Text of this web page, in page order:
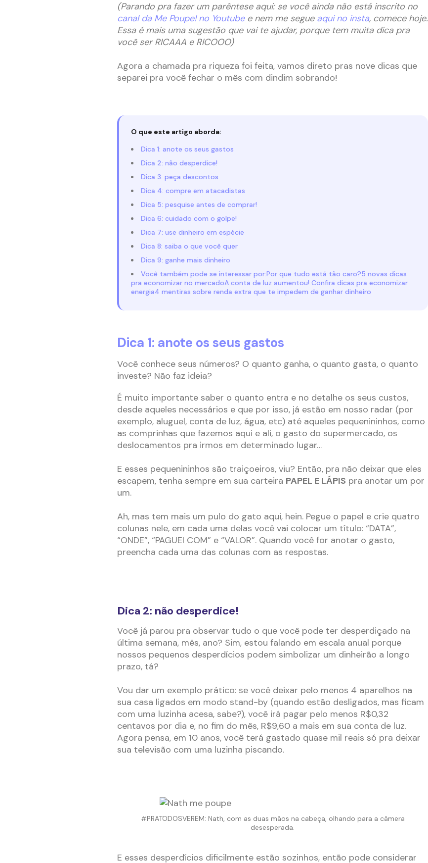
(Parando pra fazer um parêntese aqui: se você ainda não está inscrito no
canal da Me Poupe! no Youtubee nem me segueaqui no insta, comece hoje.
Essa é mais uma sugestão que vai te ajudar, porque tem muita dica pra
você ser RICAAA e RICOOO)
Agora a chamada pra riqueza foi feita, vamos direto pras nove dicas que
separei pra você fechar o mês com dindim sobrando!
O que este artigo aborda:
Dica 1: anote os seus gastos
Dica 2: não desperdice!
Dica 3: peça descontos
Dica 4: compre em atacadistas
Dica 5: pesquise antes de comprar!
Dica 6: cuidado com o golpe!
Dica 7: use dinheiro em espécie
Dica 8: saiba o que você quer
Dica 9: ganhe mais dinheiro
Você também pode se interessar por:Por que tudo está tão caro?5 novas dicas
pra economizar no mercadoA conta de luz aumentou! Confira dicas pra economizar
energia4 mentiras sobre renda extra que te impedem de ganhar dinheiro
Dica 1: anote os seus gastos
Você conhece seus números? O quanto ganha, o quanto gasta, o quanto
investe? Não faz ideia?
É muito importante saber o quanto entra e no detalhe os seus custos,
desde aqueles necessários e que por isso, já estão em nosso radar (por
exemplo, aluguel, conta de luz, água, etc) até aqueles pequenininhos, como
as comprinhas que fazemos aqui e ali, o gasto do supermercado, os
deslocamentos pra irmos em determinado lugar…
E esses pequenininhos são traiçoeiros, viu? Então, pra não deixar que eles
escapem, tenha sempre em sua carteira PAPEL E LÁPIS pra anotar um por
um.
Ah, mas tem mais um pulo do gato aqui, hein. Pegue o papel e crie quatro
colunas nele, em cada uma delas você vai colocar um título: “DATA”,
“ONDE”, “PAGUEI COM” e “VALOR”. Quando você for anotar o gasto,
preencha cada uma das colunas com as respostas.
Dica 2: não desperdice!
Você já parou pra observar tudo o que você pode ter desperdiçado na
última semana, mês, ano? Sim, estou falando em escala anual porque
nossos pequenos desperdícios podem simbolizar um dinheirão a longo
prazo, tá?
Vou dar um exemplo prático: se você deixar pelo menos 4 aparelhos na
sua casa ligados em modo stand-by (quando estão desligados, mas ficam
com uma luzinha acesa, sabe?), você irá pagar pelo menos R$0,32
centavos por dia e, no fim do mês, R$9,60 a mais em sua conta de luz.
Agora pensa, em 10 anos, você terá gastado quase mil reais só pra deixar
sua televisão com uma luzinha piscando.
#PRATODOSVEREM: Nath, com as duas mãos na cabeça, olhando para a câmera
desesperada.
E esses desperdícios dificilmente estão sozinhos, então pode considerar